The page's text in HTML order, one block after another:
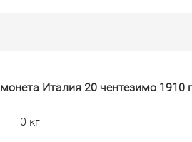
монета Италия 20 чентезимо 1910
0 кг